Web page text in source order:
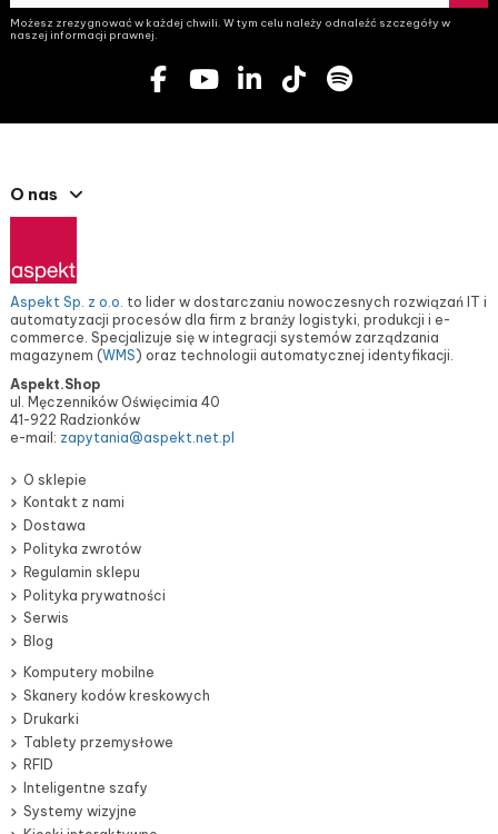
Możesz zrezygnować w każdej chwili. W tym celu należy odnaleźć szczegóły w
naszej informacji prawnej.
O nas
Aspekt Sp. z o.o. to lider w dostarczaniu nowoczesnych rozwiązań IT i
automatyzacji procesów dla firm z branży logistyki, produkcji i e-
commerce. Specjalizuje się w integracji systemów zarządzania
magazynem (WMS) oraz technologii automatycznej identyfikacji.
Aspekt.Shop
ul. Męczenników Oświęcimia 40
41-922 Radzionków
e-mail: zapytania@aspekt.net.pl
O sklepie
Kontakt z nami
Dostawa
Polityka zwrotów
Regulamin sklepu
Polityka prywatności
Serwis
Blog
Komputery mobilne
Skanery kodów kreskowych
Drukarki
Tablety przemysłowe
RFID
Inteligentne szafy
Systemy wizyjne